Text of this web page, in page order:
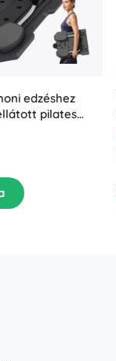
edzéshez
pilates